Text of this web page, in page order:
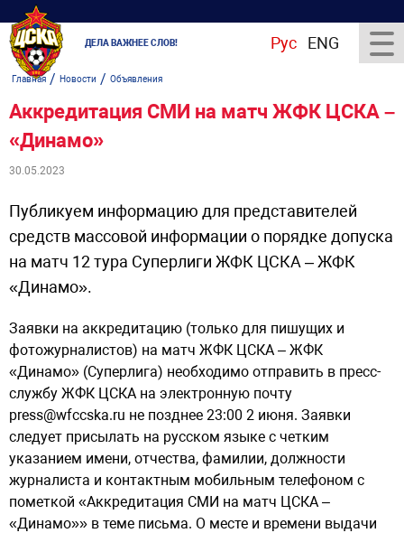
ДЕЛА ВАЖНЕЕ СЛОВ! Рус ENG
Главная/ Новости / Объявления
Аккредитация СМИ на матч ЖФК ЦСКА –
«Динамо»
30.05.2023
Публикуем информацию для представителей
средств массовой информации о порядке допуска
на матч 12 тура Суперлиги ЖФК ЦСКА – ЖФК
«Динамо».
Заявки на аккредитацию (только для пишущих и
фотожурналистов) на матч ЖФК ЦСКА – ЖФК
«Динамо» (Суперлига) необходимо отправить в пресс-
службу ЖФК ЦСКА на электронную почту
press@wfccska.ru не позднее 23:00 2 июня. Заявки
следует присылать на русском языке с четким
указанием имени, отчества, фамилии, должности
журналиста и контактным мобильным телефоном с
пометкой «Аккредитация СМИ на матч ЦСКА –
«Динамо»» в теме письма. О месте и времени выдачи